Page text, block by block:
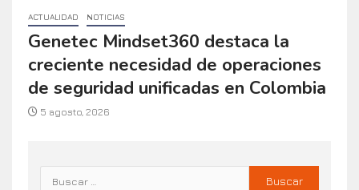
ACTUALIDAD NOTICIAS
Genetec Mindset360 destaca la
creciente necesidad de operaciones
de seguridad unificadas en Colombia
5 agosto, 2026